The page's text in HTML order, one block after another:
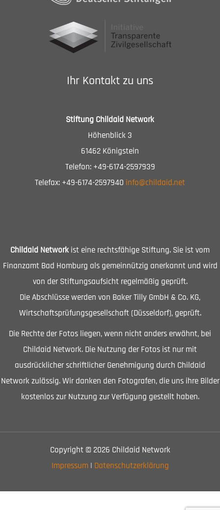
Ihr Kontakt zu uns
Stiftung Childaid Network
Höhenblick 3
61462 Königstein
Telefon: +49-6174-2597939
Telefax: +49-6174-2597940 info@childaid.net
Childaid Network ist eine rechtsfähige Stiftung. Sie ist vom
Finanzamt Bad Homburg als gemeinnützig anerkannt und wird
von der Stiftungsaufsicht regelmäßig geprüft.
Die Abschlüsse werden von Baker Tilly GmbH & Co. KG,
Wirtschaftsprüfungsgesellschaft (Düsseldorf), geprüft.
Die Rechte der Fotos liegen, wenn nicht anders erwähnt, bei
Childaid Network. Die Nutzung der Fotos ist nur mit
ausdrücklicher schriftlicher Genehmigung durch Childaid
Network zulässig. Wir danken den Fotografen, die uns ihre Bilder
kostenlos zur Nutzung zur Verfügung gestellt haben.
Copyright © 2026 Childaid Network
Impressum | Datenschutzerklärung